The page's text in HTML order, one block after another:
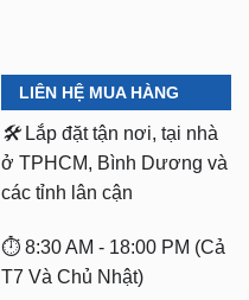
LIÊN HỆ MUA HÀNG
🛠️ Lắp đặt tận nơi, tại nhà
ở TPHCM, Bình Dương và
các tỉnh lân cận
⏱️ 8:30 AM - 18:00 PM (Cả
T7 Và Chủ Nhật)